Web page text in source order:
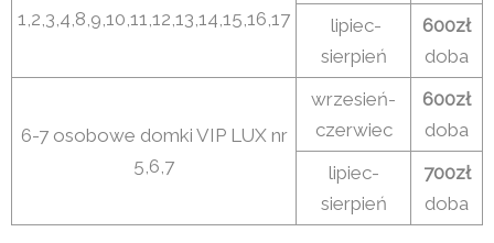
1,2,3,4,8,9,10,11,12,13,14,15,16,17
lipiec-
sierpień
600zł
doba
6-7 osobowe domki VIP LUX nr
5,6,7
wrzesień-
czerwiec
600zł
doba
lipiec-
sierpień
700zł
doba